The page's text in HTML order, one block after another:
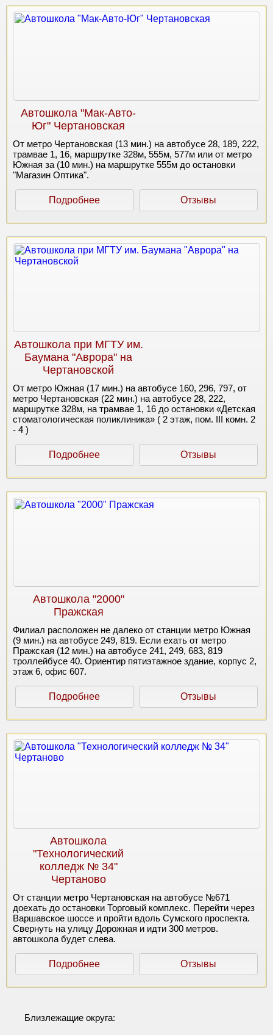
Автошкола "Мак-Авто-
Юг" Чертановская
От метро Чертановская (13 мин.) на автобусе 28, 189, 222,
трамвае 1, 16, маршрутке 328м, 555м, 577м или от метро
Южная за (10 мин.) на маршрутке 555м до остановки
"Магазин Оптика".
Подробнее Отзывы
Автошкола при МГТУ им.
Баумана "Аврора" на
Чертановской
От метро Южная (17 мин.) на автобусе 160, 296, 797, от
метро Чертановская (22 мин.) на автобусе 28, 222,
маршрутке 328м, на трамвае 1, 16 до остановки «Детская
стоматологическая поликлиника» ( 2 этаж, пом. III комн. 2
- 4 )
Подробнее Отзывы
Автошкола "2000"
Пражская
Филиал расположен не далеко от станции метро Южная
(9 мин.) на автобусе 249, 819. Если ехать от метро
Пражская (12 мин.) на автобусе 241, 249, 683, 819
троллейбусе 40. Ориентир пятиэтажное здание, корпус 2,
этаж 6, офис 607.
Подробнее Отзывы
Автошкола
"Технологический
колледж № 34"
Чертаново
От станции метро Чертановская на автобусе №671
доехать до остановки Торговый комплекс. Перейти через
Варшавское шоссе и пройти вдоль Сумского проспекта.
Свернуть на улицу Дорожная и идти 300 метров.
автошкола будет слева.
Подробнее Отзывы
Близлежащие округа: